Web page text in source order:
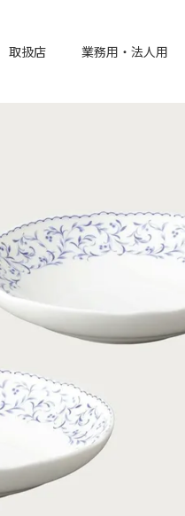
取扱店 業務用・法人用